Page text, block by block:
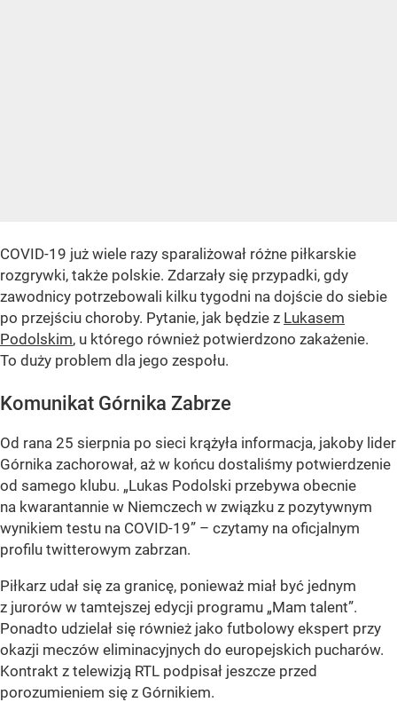
COVID-19 już wiele razy sparaliżował różne piłkarskie
rozgrywki, także polskie. Zdarzały się przypadki, gdy
zawodnicy potrzebowali kilku tygodni na dojście do siebie
po przejściu choroby. Pytanie, jak będzie z Lukasem
Podolskim, u którego również potwierdzono zakażenie.
To duży problem dla jego zespołu.
Komunikat Górnika Zabrze
Od rana 25 sierpnia po sieci krążyła informacja, jakoby lider
Górnika zachorował, aż w końcu dostaliśmy potwierdzenie
od samego klubu. „Lukas Podolski przebywa obecnie
na kwarantannie w Niemczech w związku z pozytywnym
wynikiem testu na COVID-19” – czytamy na oficjalnym
profilu twitterowym zabrzan.
Piłkarz udał się za granicę, ponieważ miał być jednym
z jurorów w tamtejszej edycji programu „Mam talent”.
Ponadto udzielał się również jako futbolowy ekspert przy
okazji meczów eliminacyjnych do europejskich pucharów.
Kontrakt z telewizją RTL podpisał jeszcze przed
porozumieniem się z Górnikiem.